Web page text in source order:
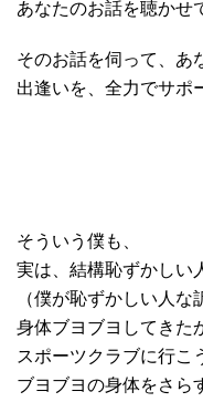
あなたのお話を聴かせ
そのお話を伺って、あ
出逢いを、全力でサポ
そういう僕も、
実は、結構恥ずかしい
（僕が恥ずかしい人な
身体ブヨブヨしてきた
スポーツクラブに行こ
ブヨブヨの身体をさら